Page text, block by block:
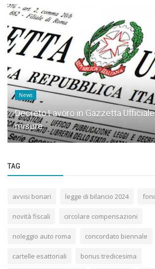
News
Decreto Lavoro in Gazzetta
misure
TAG
avvisi bonari legge di bilancio 2024
novità fiscali circolare compensazioni
noleggio auto roma concordato biennale
cartelle esattoriali bonus tredicesima